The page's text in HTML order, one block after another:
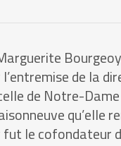
de la
de Notre-
qu’elle
fut le cofondateur